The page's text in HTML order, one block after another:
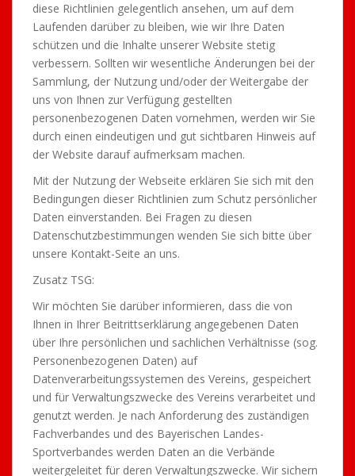
diese Richtlinien gelegentlich ansehen, um auf dem
Laufenden darüber zu bleiben, wie wir Ihre Daten
schützen und die Inhalte unserer Website stetig
verbessern. Sollten wir wesentliche Änderungen bei der
Sammlung, der Nutzung und/oder der Weitergabe der
uns von Ihnen zur Verfügung gestellten
personenbezogenen Daten vornehmen, werden wir Sie
durch einen eindeutigen und gut sichtbaren Hinweis auf
der Website darauf aufmerksam machen.
Mit der Nutzung der Webseite erklären Sie sich mit den
Bedingungen dieser Richtlinien zum Schutz persönlicher
Daten einverstanden. Bei Fragen zu diesen
Datenschutzbestimmungen wenden Sie sich bitte über
unsere Kontakt-Seite an uns.
Zusatz TSG:
Wir möchten Sie darüber informieren, dass die von
Ihnen in Ihrer Beitrittserklärung angegebenen Daten
über Ihre persönlichen und sachlichen Verhältnisse (sog.
Personenbezogenen Daten) auf
Datenverarbeitungssystemen des Vereins, gespeichert
und für Verwaltungszwecke des Vereins verarbeitet und
genutzt werden. Je nach Anforderung des zuständigen
Fachverbandes und des Bayerischen Landes-
Sportverbandes werden Daten an die Verbände
weitergeleitet für deren Verwaltungszwecke. Wir sichern